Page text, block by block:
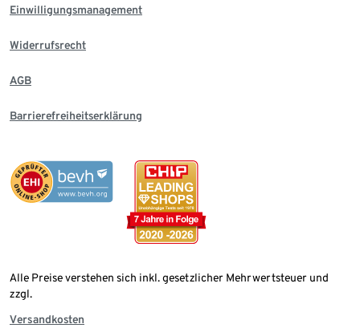
Einwilligungsmanagement
Widerrufsrecht
AGB
Barrierefreiheitserklärung
Alle Preise verstehen sich inkl. gesetzlicher Mehrwertsteuer und
zzgl.
Versandkosten